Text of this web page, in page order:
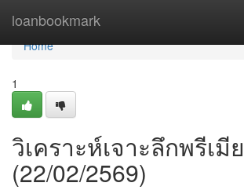
loanbookmark
Home
Home
1
วิเคราะห์เจาะลึกพรีเมี
(22/02/2569)